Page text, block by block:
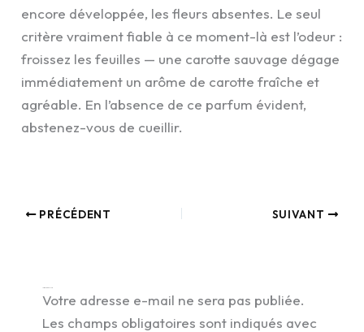
encore développée, les fleurs absentes. Le seul
critère vraiment fiable à ce moment-là est l’odeur :
froissez les feuilles — une carotte sauvage dégage
immédiatement un arôme de carotte fraîche et
agréable. En l’absence de ce parfum évident,
abstenez-vous de cueillir.
PRÉCÉDENT SUIVANT
Votre adresse e-mail ne sera pas publiée.
Les champs obligatoires sont indiqués avec